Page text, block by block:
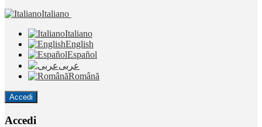
Italiano
Italiano
English
Español
عربى
Română
Accedi
Accedi